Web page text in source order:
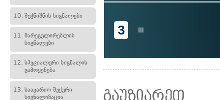
10. შუქნიშნის სიგნალები
11. მარეგულირებლის
სიგნალები
12. სპეციალური სიგნალის
გამოყენება
13. საავარიო შუქური
სიგნალიზაცია
3 III
გაუზიარეთ